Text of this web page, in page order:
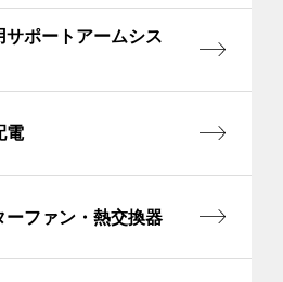
サポートアームシス
電
ーファン・熱交換器